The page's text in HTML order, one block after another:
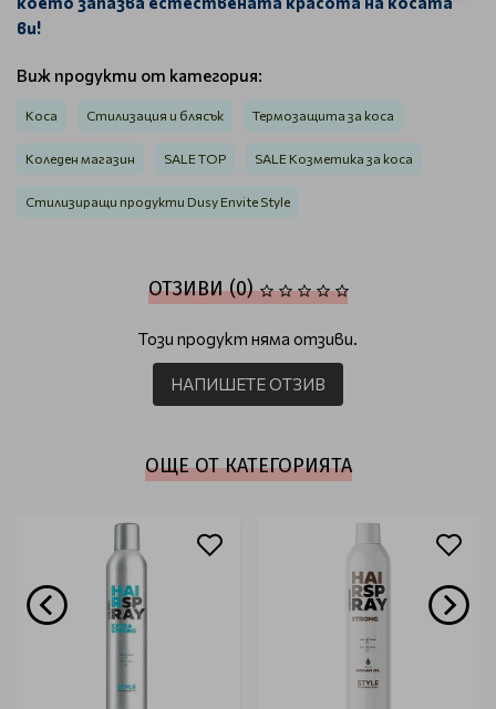
ви!
Виж продукти от категория:
Коса Стилизация и блясък Термозащита за коса
Коледен магазин SALE TOP SALE Козметика за коса
Стилизиращи продукти Dusy Envite Style
ОТЗИВИ (0)
Този продукт няма отзиви.
НАПИШЕТЕ ОТЗИВ
ОЩЕ ОТ КАТЕГОРИЯТА